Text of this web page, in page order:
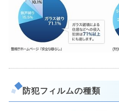
防犯フィルムの種類